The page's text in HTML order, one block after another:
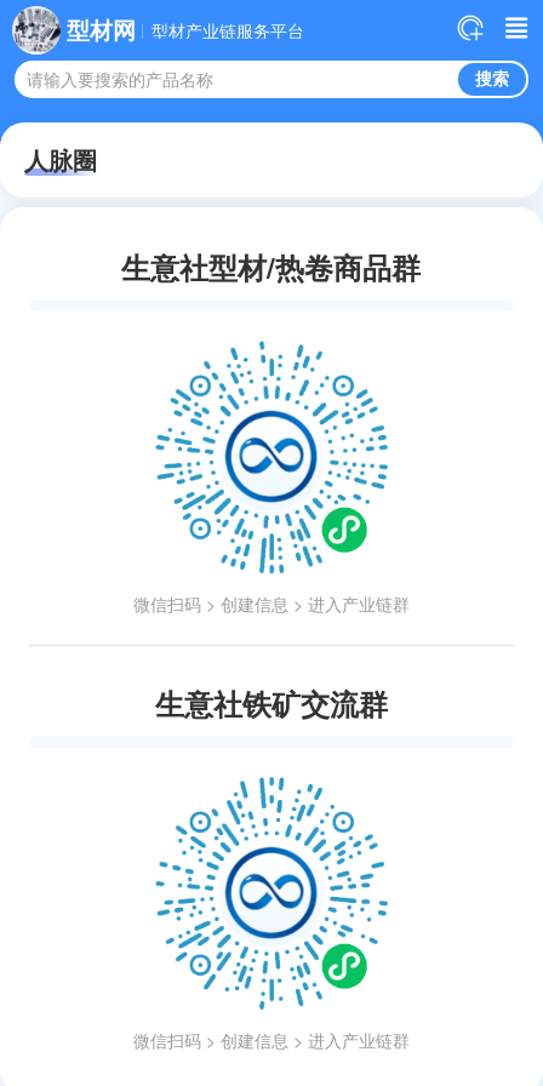
型材网 型材产业链服务平台
请输入要搜索的产品名称
人脉圈
生意社型材/热卷商品群
微信扫码 > 创建信息 > 进入产业链群
生意社铁矿交流群
微信扫码 > 创建信息 > 进入产业链群